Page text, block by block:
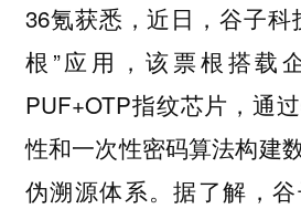
36氪获悉，近日，谷子科
根”应用，该票根搭载
PUF+OTP指纹芯片，通
性和一次性密码算法构建
伪溯源体系。据了解，